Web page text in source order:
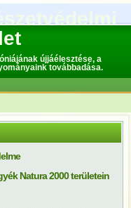
újjáélesztése, a
továbbadása.
Natura 2000 területein